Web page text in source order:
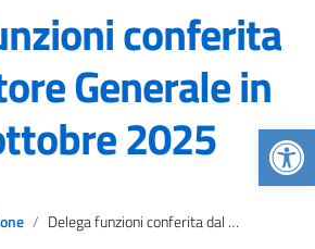
conferita
Generale in
2025
Delega funzioni conferita dal Direttore Generale in data 16 ottobre 2025